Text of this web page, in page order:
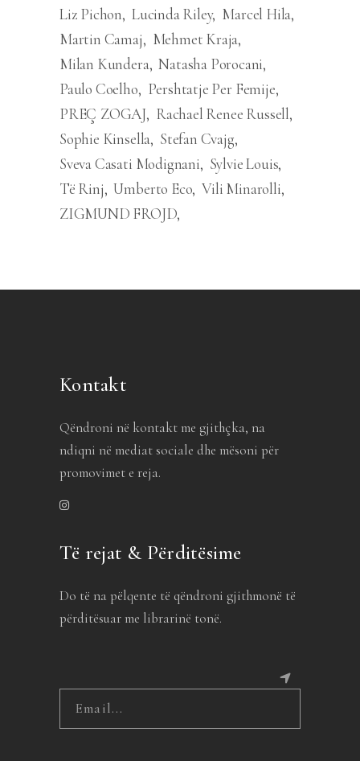
Liz Pichon Lucinda Riley Marcel Hila
Martin Camaj
Mehmet Kraja
Milan Kundera Natasha Porocani
Paulo Coelho
Pershtatje Per Femije
PREÇ ZOGAJ
Rachael Renee Russell
Sophie Kinsella Stefan Cvajg
Sveva Casati Modignani
Sylvie Louis
Të Rinj Umberto Eco Vili Minarolli
ZIGMUND FROJD
Kontakt
Qëndroni në kontakt me gjithçka, na
ndiqni në mediat sociale dhe mësoni për
promovimet e reja.
Të rejat & Përditësime
Do të na pëlqente të qëndroni gjithmonë të
përditësuar me librarinë tonë.